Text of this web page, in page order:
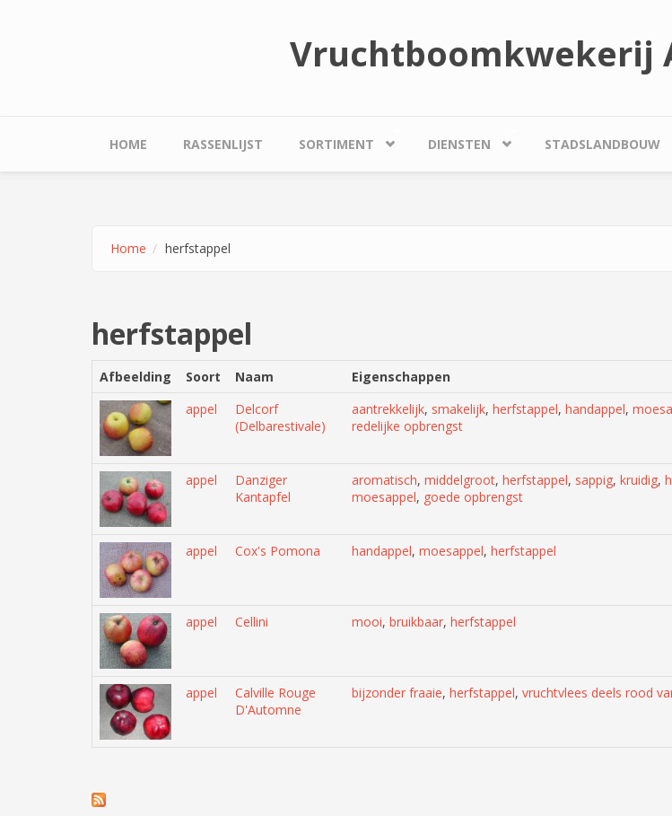
Vruchtboomkwekerij
HOME RASSENLIJST SORTIMENT DIENSTEN STADSLANDBOUW
Home herfstappel
herfstappel
Afbeelding Soort Naam Eigenschappen
appel
Delcorf
(Delbarestivale)
aantrekkelijk, smakelijk, herfstappel, handappel,
redelijke opbrengst
appel
Danziger
Kantapfel
aromatisch, middelgroot, herfstappel, sappig, kruidig,
moesappel, goede opbrengst
appel Cox's Pomona handappel, moesappel, herfstappel
appel Cellini mooi, bruikbaar, herfstappel
appel
Calville Rouge
D'Automne
bijzonder fraaie, herfstappel, vruchtvlees deels rood